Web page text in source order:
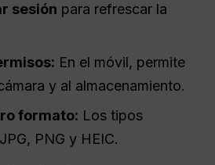
sesión para refrescar la
En el móvil, permite
y al almacenamiento.
formato: Los tipos
PNG y HEIC.